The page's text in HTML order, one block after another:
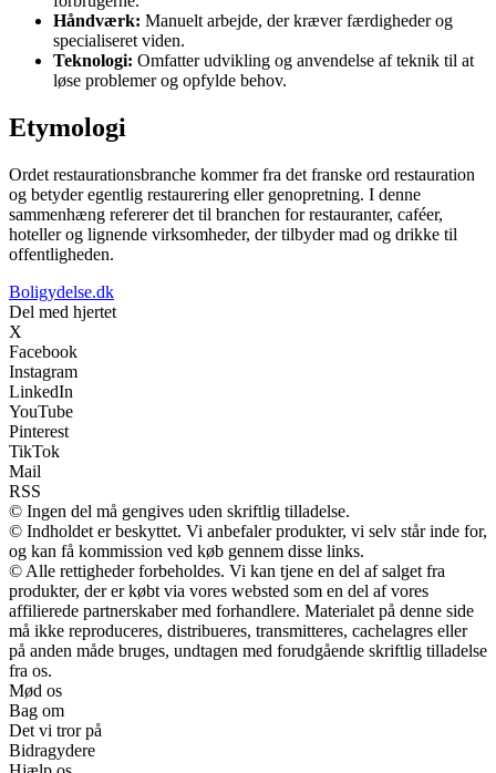
Håndværk: Manuelt arbejde, der kræver færdigheder og
specialiseret viden.
Teknologi: Omfatter udvikling og anvendelse af teknik til at
løse problemer og opfylde behov.
Etymologi
Ordet restaurationsbranche kommer fra det franske ord restauration
og betyder egentlig restaurering eller genopretning. I denne
sammenhæng refererer det til branchen for restauranter, caféer,
hoteller og lignende virksomheder, der tilbyder mad og drikke til
offentligheden.
Boligydelse.dk
Del med hjertet
X
Facebook
Instagram
LinkedIn
YouTube
Pinterest
TikTok
Mail
RSS
© Ingen del må gengives uden skriftlig tilladelse.
© Indholdet er beskyttet. Vi anbefaler produkter, vi selv står inde for,
og kan få kommission ved køb gennem disse links.
© Alle rettigheder forbeholdes. Vi kan tjene en del af salget fra
produkter, der er købt via vores websted som en del af vores
affilierede partnerskaber med forhandlere. Materialet på denne side
må ikke reproduceres, distribueres, transmitteres, cachelagres eller
på anden måde bruges, undtagen med forudgående skriftlig tilladelse
fra os.
Mød os
Bag om
Det vi tror på
Bidragydere